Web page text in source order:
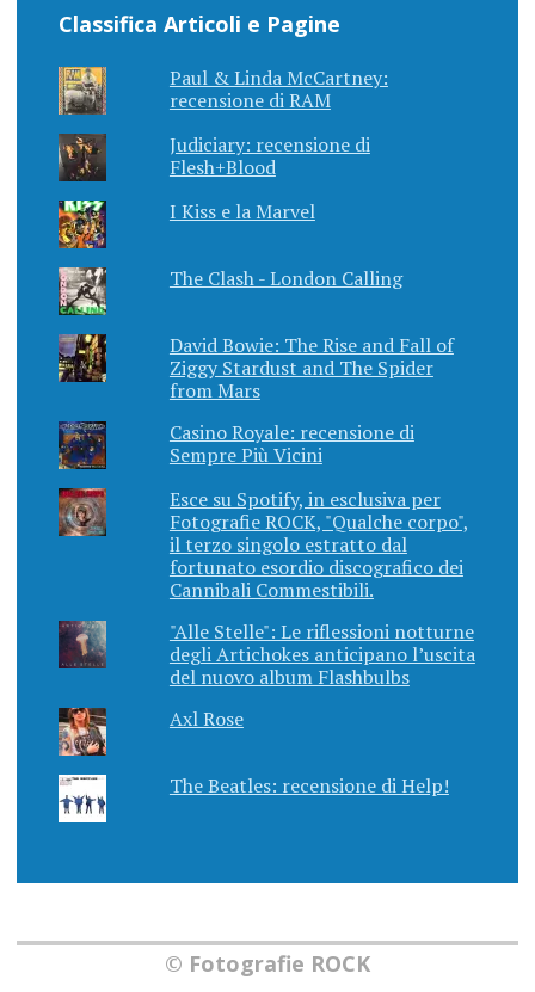
Classifica Articoli e Pagine
Paul & Linda McCartney:
recensione di RAM
Judiciary: recensione di
Flesh+Blood
I Kiss e la Marvel
The Clash - London Calling
David Bowie: The Rise and Fall of
Ziggy Stardust and The Spider
from Mars
Casino Royale: recensione di
Sempre Più Vicini
Esce su Spotify, in esclusiva per
Fotografie ROCK, "Qualche corpo",
il terzo singolo estratto dal
fortunato esordio discografico dei
Cannibali Commestibili.
"Alle Stelle": Le riflessioni notturne
degli Artichokes anticipano l’uscita
del nuovo album Flashbulbs
Axl Rose
The Beatles: recensione di Help!
© Fotografie ROCK